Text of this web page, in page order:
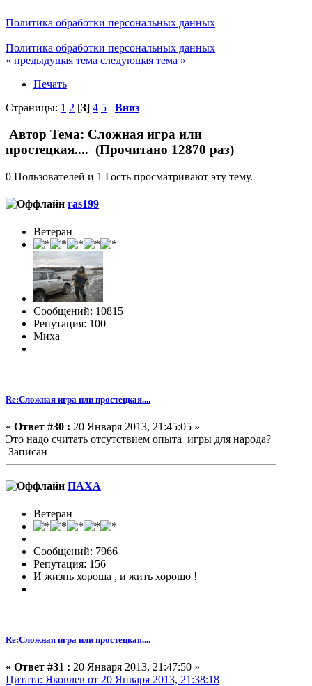
Политика обработки персональных данных
Политика обработки персональных данных
« предыдущая тема следующая тема »
Печать
Страницы: 1 2 [3] 4 5 Вниз
Автор Тема: Сложная игра или
простецкая.... (Прочитано 12870 раз)
0 Пользователей и 1 Гость просматривают эту тему.
ras199
Ветеран
Сообщений: 10815
Репутация: 100
Миха
Re:Сложная игра или простецкая....
« Ответ #30 : 20 Января 2013, 21:45:05 »
Это надо считать отсутствием опыта игры для народа?
Записан
ПАХА
Ветеран
Сообщений: 7966
Репутация: 156
И жизнь хороша , и жить хорошо !
Re:Сложная игра или простецкая....
« Ответ #31 : 20 Января 2013, 21:47:50 »
Цитата: Яковлев от 20 Января 2013, 21:38:18